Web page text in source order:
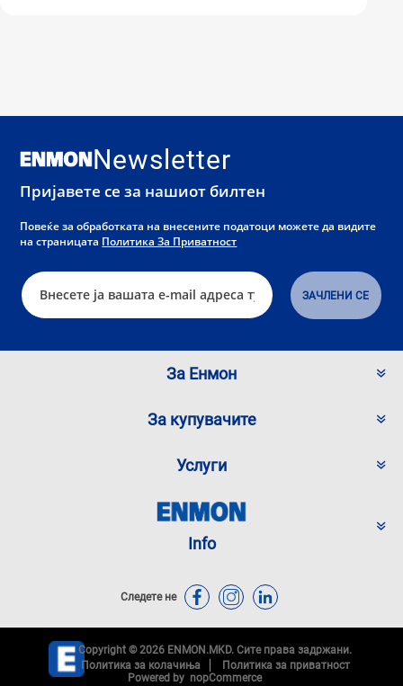
Newsletter
Пријавете се за нашиот билтен
Повеќе за обработката на внесените податоци можете да видите
на страницата Политика За Приватност
За Енмон
За купувачите
Услуги
Info
Следете не
Copyright © 2026 ENMON.MKD. Сите права задржани.
Политика за колачиња
Политика за приватност
Powered by nopCommerce